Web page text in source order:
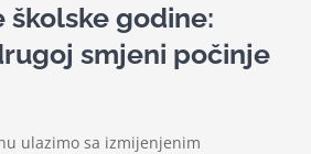
Kontakt
školske godine:
smjeni počinje
ulazimo sa izmijenjenim